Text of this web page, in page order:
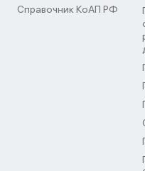
Справочник КоАП РФ